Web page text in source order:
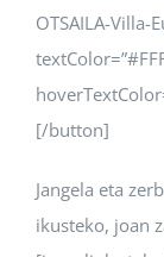
OTSAILA-Villa-
[/button]
Jangela eta
ikusteko, joan